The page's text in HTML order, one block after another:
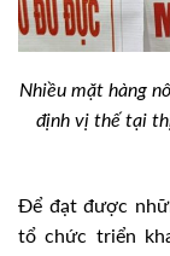
Nhiều mặt hàng
định vị thế tại
Để đạt được
tổ chức triển